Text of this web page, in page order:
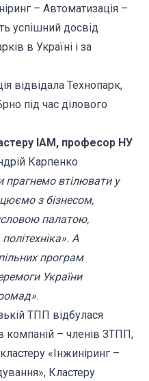
– Автоматизація –
успішний досвід
в Україні і за
відвідала Технопарк,
під час ділового
ІАМ, професор НУ
Карпенко
прагнемо втілювати у
з бізнесом,
палатою,
А
програм
України
.
ТПП відбулася
компаній – членів ЗТПП,
«Інжиніринг –
Кластеру